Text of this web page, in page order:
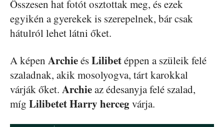
Összesen hat fotót osztottak meg, és ezek
egyikén a gyerekek is szerepelnek, bár csak
hátulról lehet látni őket.
A képen ArchieésLilibetéppen a szüleik felé
szaladnak, akik mosolyogva, tárt karokkal
várják őket. Archieaz édesanyja felé szalad,
míg Lilibetet Harry hercegvárja.